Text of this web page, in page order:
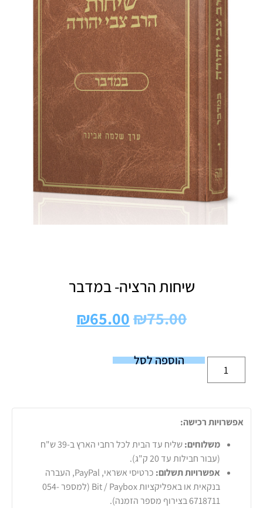
שיחות הרציה- במדבר
₪75.00
₪65.00
הוספה לסל
אפשרויות רכישה:
משלוחים:
שליח עד הבית לכל רחבי הארץ ב-39 ש"ח
(עבור חבילות עד 20 ק"ג).
אפשרויות תשלום:
כרטיסי אשראי, PayPal, העברה
בנקאית או באפליקציות Bit / Paybox (למספר 054-
6718711 בצירוף מספר הזמנה).